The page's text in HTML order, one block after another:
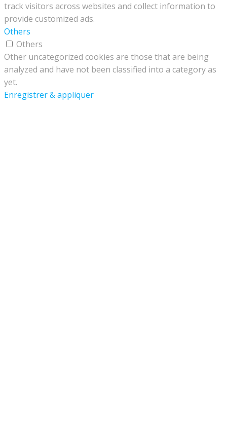
track visitors across websites and collect information to
provide customized ads.
Others
Others
Other uncategorized cookies are those that are being
analyzed and have not been classified into a category as
yet.
Enregistrer & appliquer